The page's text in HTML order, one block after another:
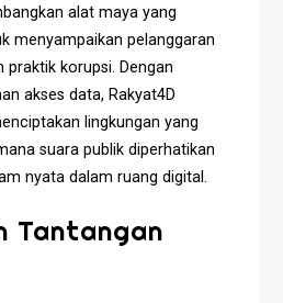
alat maya yang
menyampaikan pelanggaran
praktik korupsi. Dengan
akses data, Rakyat4D
lingkungan yang
suara publik diperhatikan
nyata dalam ruang digital.
Tantangan